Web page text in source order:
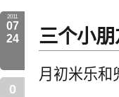
2011
07
24
0
三个小
月初米乐和